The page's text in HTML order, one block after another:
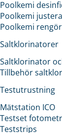
Poolkemi
Poolkemi
Poolkemi
Saltklorinatorer
Saltklorinator
Tillbehör
Testutrustning
Mätstation ICO
Testset
Teststrips